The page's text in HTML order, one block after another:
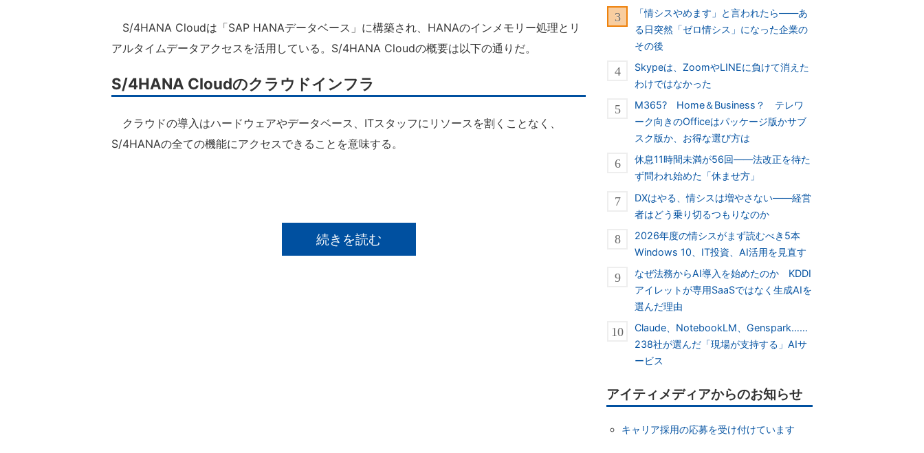
S/4HANA Cloudは「SAP HANAデータベース」に構築され、HANAのインメモリー処理とリ
アルタイムデータアクセスを活用している。S/4HANA Cloudの概要は以下の通りだ。
S/4HANA Cloudのクラウドインフラ
クラウドの導入はハードウェアやデータベース、ITスタッフにリソースを割くことなく、
S/4HANAの全ての機能にアクセスできることを意味する。
続きを読む
「情シスやめます」と言われたら――あ
る日突然「ゼロ情シス」になった企業の
その後
Skypeは、ZoomやLINEに負けて消えた
わけではなかった
M365? Home＆Business？ テレワ
ーク向きのOfficeはパッケージ版かサブ
スク版か、お得な選び方は
休息11時間未満が56回――法改正を待た
ず問われ始めた「休ませ方」
DXはやる、情シスは増やさない――経営
者はどう乗り切るつもりなのか
2026年度の情シスがまず読むべき5本
Windows 10、IT投資、AI活用を見直す
なぜ法務からAI導入を始めたのか KDDI
アイレットが専用SaaSではなく生成AIを
選んだ理由
Claude、NotebookLM、Genspark……
238社が選んだ「現場が支持する」AIサ
ービス
アイティメディアからのお知らせ
キャリア採用の応募を受け付けています